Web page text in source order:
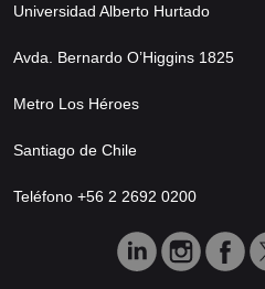
Universidad Alberto Hurtado
Avda. Bernardo O’Higgins 1825
Metro Los Héroes
Santiago de Chile
Teléfono +56 2 2692 0200